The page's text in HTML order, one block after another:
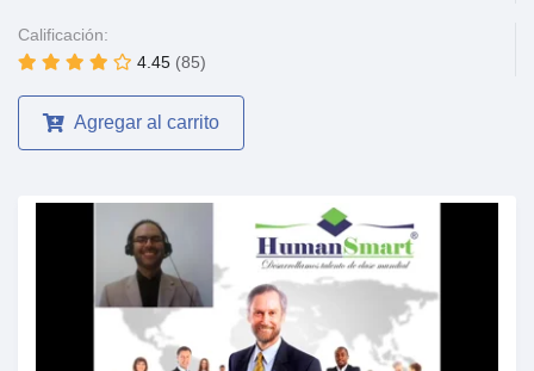
Calificación:
4.45 (85)
Agregar al carrito